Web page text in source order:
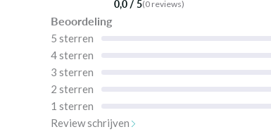
0,0 / 5(0 reviews)
Beoordeling
5 sterren
4 sterren
3 sterren
2 sterren
1 sterren
Review schrijven